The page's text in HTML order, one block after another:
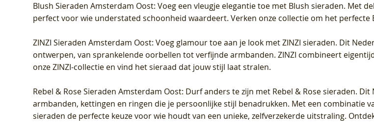
Blush Sieraden Amsterdam Oost: Voeg een vleugje elegantie toe met Blush sieraden. Met
perfect voor wie understated schoonheid waardeert. Verken onze collectie om het
ZINZI Sieraden Amsterdam Oost: Voeg glamour toe aan je look met ZINZI sieraden. Dit
ontwerpen, van sprankelende oorbellen tot verfijnde armbanden. ZINZI combineert
onze ZINZI-collectie en vind het sieraad dat jouw stijl laat stralen.
Rebel & Rose Sieraden Amsterdam Oost: Durf anders te zijn met Rebel & Rose sieraden.
armbanden, kettingen en ringen die je persoonlijke stijl benadrukken. Met een combinatie
sieraden de perfecte keuze voor wie houdt van een unieke, zelfverzekerde uitstraling.